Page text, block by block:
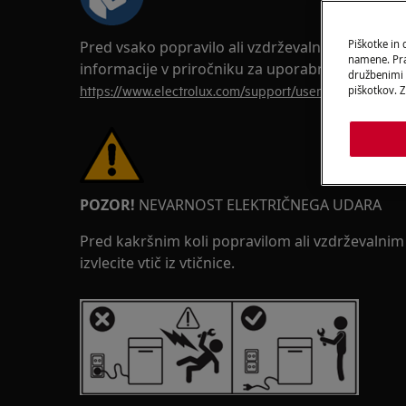
Pred vsako popravilo ali vzdrževalno
informacije v priročniku za uporabnike vašega
https://www.electrolux.com/support/user-manuals/
POZOR! NEVARNOST ELEKTRIČNEGA UDARA
Pred kakršnim koli popravilom ali
izvlecite vtič iz vtičnice.
Piškotke in
namene.
družbenimi
piškotkov.